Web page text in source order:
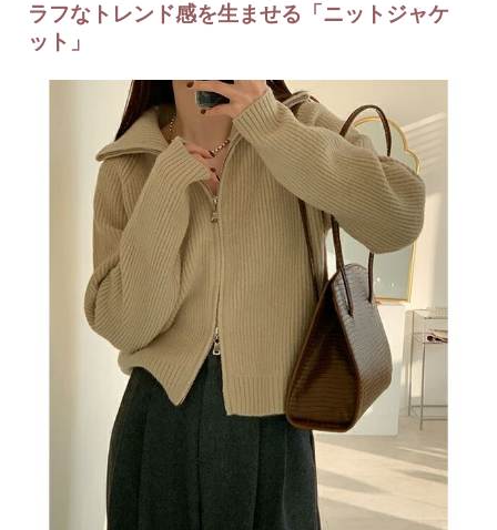
ラフなトレンド感を生ませる「ニットジャケ
ット」